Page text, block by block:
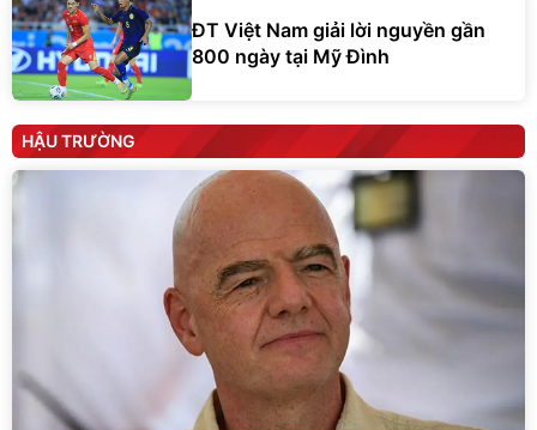
ĐT Việt Nam giải lời nguyền gần
800 ngày tại Mỹ Đình
HẬU TRƯỜNG